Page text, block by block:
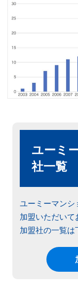
ユーミ
社一覧
ユーミーマンシ
加盟いただい
加盟社の一覧は